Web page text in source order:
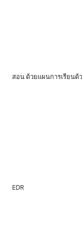
สอน ด้วยแผนการเรียนด้
EDR